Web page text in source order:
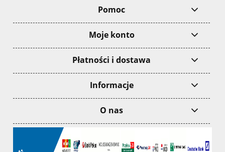
Pomoc
Moje konto
Płatności i dostawa
Informacje
O nas